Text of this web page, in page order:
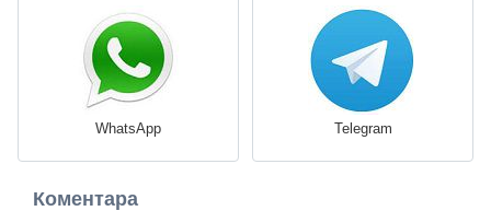
WhatsApp Telegram
Коментара